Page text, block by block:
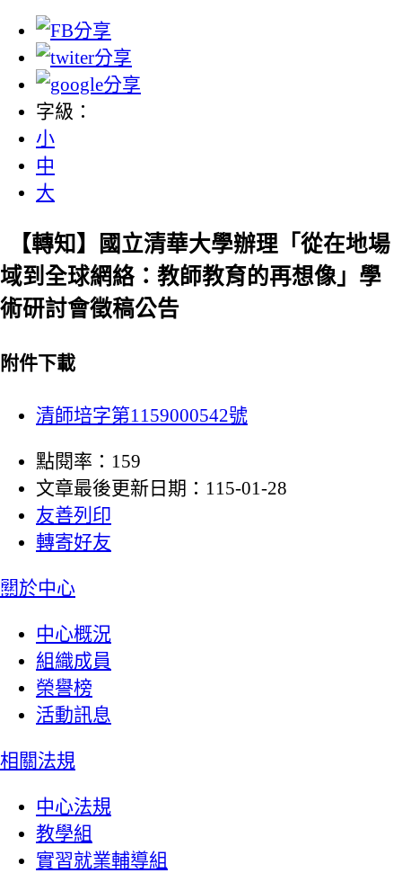
字級：
小
中
大
【轉知】國立清華大學辦理「從在地場
域到全球網絡：教師教育的再想像」學
術研討會徵稿公告
附件下載
清師培字第1159000542號
點閱率：159
文章最後更新日期：115-01-28
友善列印
轉寄好友
:::
關於中心
中心概況
組織成員
榮譽榜
活動訊息
相關法規
中心法規
教學組
實習就業輔導組